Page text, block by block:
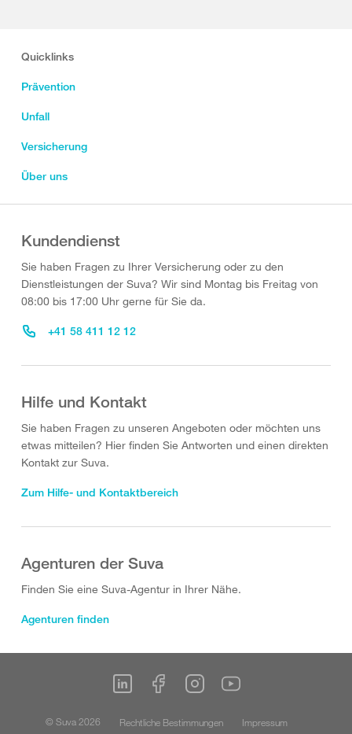
Quicklinks
Prävention
Unfall
Versicherung
Über uns
Kundendienst
Sie haben Fragen zu Ihrer Versicherung oder zu den
Dienstleistungen der Suva? Wir sind Montag bis Freitag von
08:00 bis 17:00 Uhr gerne für Sie da.
+41 58 411 12 12
Hilfe und Kontakt
Sie haben Fragen zu unseren Angeboten oder möchten uns
etwas mitteilen? Hier finden Sie Antworten und einen direkten
Kontakt zur Suva.
Zum Hilfe- und Kontaktbereich
Agenturen der Suva
Finden Sie eine Suva-Agentur in Ihrer Nähe.
Agenturen finden
© Suva 2026 Rechtliche Bestimmungen Impressum